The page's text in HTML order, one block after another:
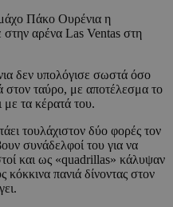
Πάκο Ουρένια η
στην αρένα Las Ventas στη
δεν υπολόγισε σωστά όσο
στον ταύρο, με αποτέλεσμα το
τα κέρατά του.
τουλάχιστον δύο φορές τον
συνάδελφοί του για να
και ως «quadrillas» κάλυψαν
κόκκινα πανιά δίνοντας στον